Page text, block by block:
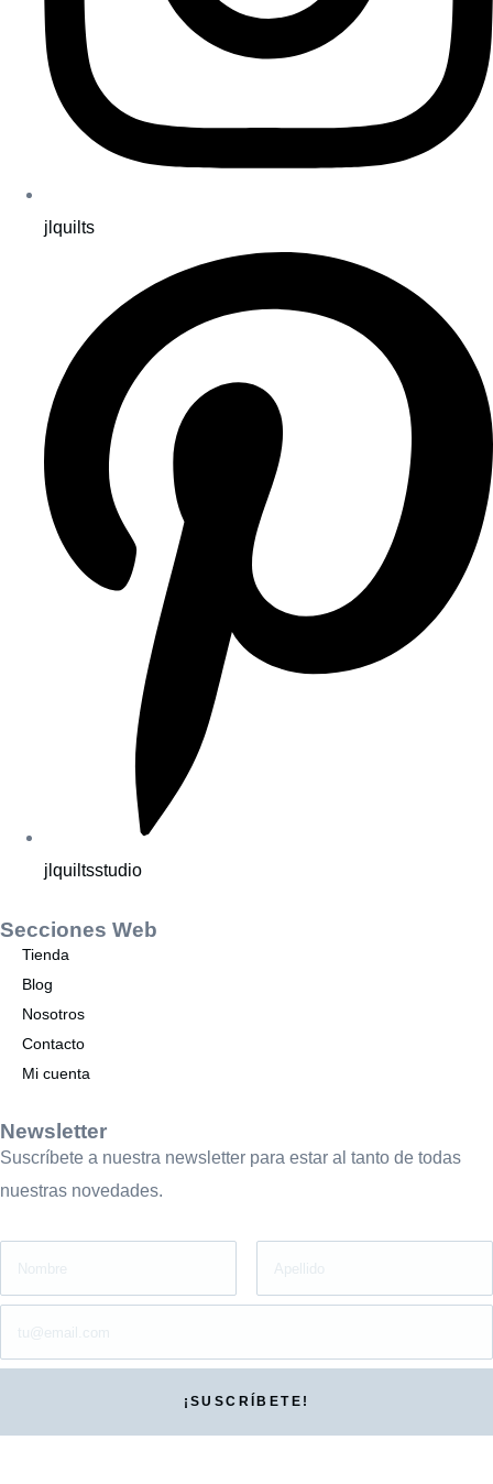
jlquilts
jlquiltsstudio
Secciones Web
Tienda
Blog
Nosotros
Contacto
Mi cuenta
Newsletter
Suscríbete a nuestra newsletter para estar al tanto de todas
nuestras novedades.